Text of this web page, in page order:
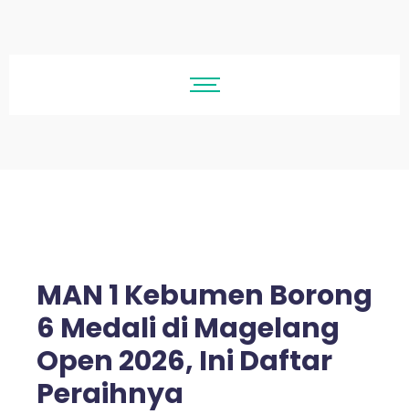
MAN 1 Kebumen Borong
6 Medali di Magelang
Open 2026, Ini Daftar
Peraihnya